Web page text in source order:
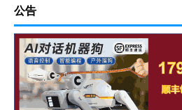
公告